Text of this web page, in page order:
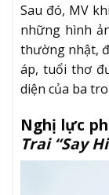
Sau đó, MV
những hình
thường nhật,
áp, tuổi thơ
diện của ba
Nghị lực
Trai “Say